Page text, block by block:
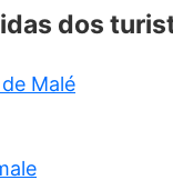
dos
Malé